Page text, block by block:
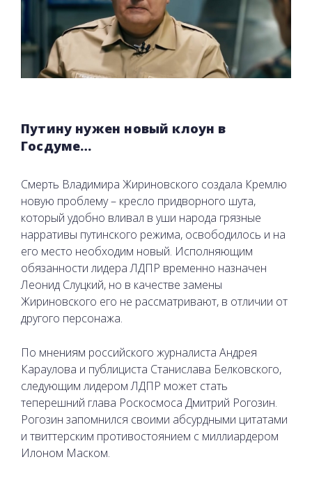
Путину нужен новый клоун в
Госдуме…
Смерть Владимира Жириновского создала Кремлю
новую проблему – кресло придворного шута,
который удобно вливал в уши народа грязные
нарративы путинского режима, освободилось и на
его место необходим новый. Исполняющим
обязанности лидера ЛДПР временно назначен
Леонид Слуцкий, но в качестве замены
Жириновского его не рассматривают, в отличии от
другого персонажа.
По мнениям российского журналиста Андрея
Караулова и публициста Станислава Белковского,
следующим лидером ЛДПР может стать
теперешний глава Роскосмоса Дмитрий Рогозин.
Рогозин запомнился своими абсурдными цитатами
и твиттерским противостоянием с миллиардером
Илоном Маском.